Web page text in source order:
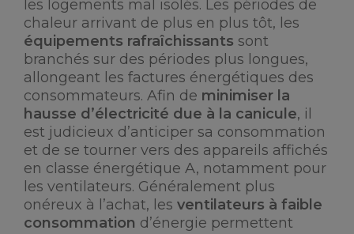
les logements mal isolés. Les périodes de
chaleur arrivant de plus en plus tôt, les
équipements rafraîchissants sont
branchés sur des périodes plus longues,
allongeant les factures énergétiques des
consommateurs. Afin de minimiser la
hausse d’électricité due à la canicule, il
est judicieux d’anticiper sa consommation
et de se tourner vers des appareils affichés
en classe énergétique A, notamment pour
les ventilateurs. Généralement plus
onéreux à l’achat, les ventilateurs à faible
consommation d’énergie permettent